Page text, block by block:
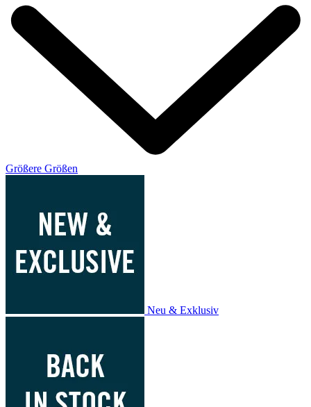
Größere Größen
Neu & Exklusiv